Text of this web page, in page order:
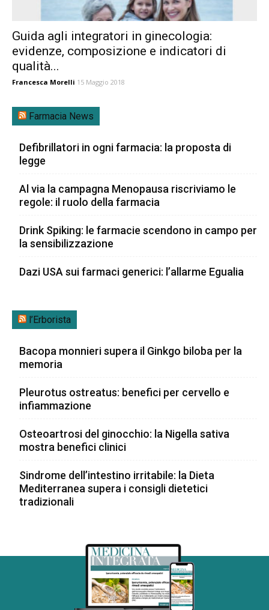
Guida agli integratori in ginecologia:
evidenze, composizione e indicatori di
qualità...
Francesca Morelli 15 Maggio 2018
Farmacia News
Defibrillatori in ogni farmacia: la proposta di
legge
Al via la campagna Menopausa riscriviamo le
regole: il ruolo della farmacia
Drink Spiking: le farmacie scendono in campo per
la sensibilizzazione
Dazi USA sui farmaci generici: l’allarme Egualia
l’Erborista
Bacopa monnieri supera il Ginkgo biloba per la
memoria
Pleurotus ostreatus: benefici per cervello e
infiammazione
Osteoartrosi del ginocchio: la Nigella sativa
mostra benefici clinici
Sindrome dell’intestino irritabile: la Dieta
Mediterranea supera i consigli dietetici
tradizionali